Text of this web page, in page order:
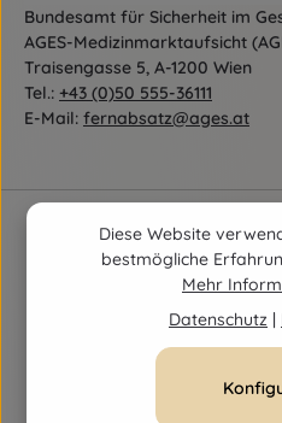
Bundesamt für Sicherheit im
AGES-Medizinmarktaufsicht
Traisengasse 5, A-1200 Wien
Tel.: +43 (0)50 555-36111
E-Mail: fernabsatz@ages.at
Diese Website
bestmögliche
Mehr
Datenschutz |